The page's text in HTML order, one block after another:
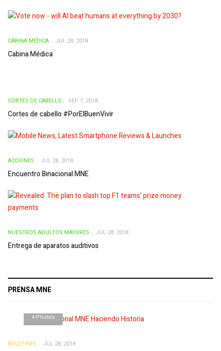
CABINA MÉDICA JUL 28, 2018
Cabina Médica
CORTES DE CABELLO SEP 7, 2018
Cortes de cabello #PorElBuenVivir
ACCIONES JUL 28, 2018
Encuentro Binacional MNE
NUESTROS ADULTOS MAYORES JUL 28, 2018
Entrega de aparatos auditivos
PRENSA MNE
4 Photos
BOLETINES JUL 28, 2018